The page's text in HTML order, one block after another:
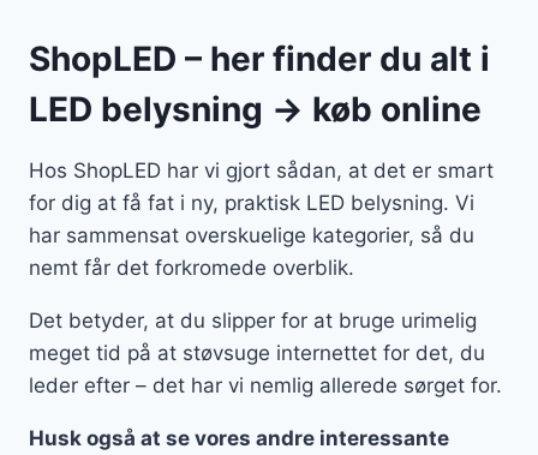
ShopLED – her finder du alt i
LED belysning → køb online
Hos ShopLED har vi gjort sådan, at det er smart
for dig at få fat i ny, praktisk LED belysning. Vi
har sammensat overskuelige kategorier, så du
nemt får det forkromede overblik.
Det betyder, at du slipper for at bruge urimelig
meget tid på at støvsuge internettet for det, du
leder efter – det har vi nemlig allerede sørget for.
Husk også at se vores andre interessante